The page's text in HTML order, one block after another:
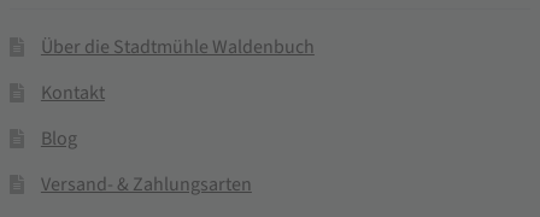
Über die Stadtmühle Waldenbuch
Kontakt
Blog
Versand- & Zahlungsarten